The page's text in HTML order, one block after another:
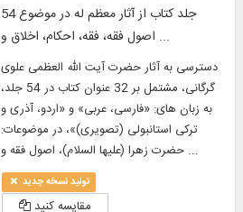
54 جلد کتاب از آثار معظم له در موضوع
اصول فقه، فقه، احکام، اخلاق و ...
دسترسی به آثار حضرت آیت الله العظمی علوی
گرگانی، مشتمل بر 32 عنوان کتاب در 54 جلد،
به زبان های: «فارسی، عربی» و «اردو، آذری و
ترکی استانبولی (تصویری)»، در موضوعات:
حضرت زهرا (عليها السلام)، اصول فقه و ...
تولید نسخه جدید
مقایسه کنید